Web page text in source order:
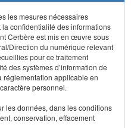
les mesures nécessaires
confidentialité des informations
Cerbère est mis en œuvre sous
Direction du numérique relevant
pour ce traitement
des systèmes d’information de
réglementation applicable en
personnel.
les données, dans les conditions
conservation, effacement